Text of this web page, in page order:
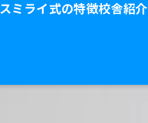
ミライ式の特徴校舎紹介